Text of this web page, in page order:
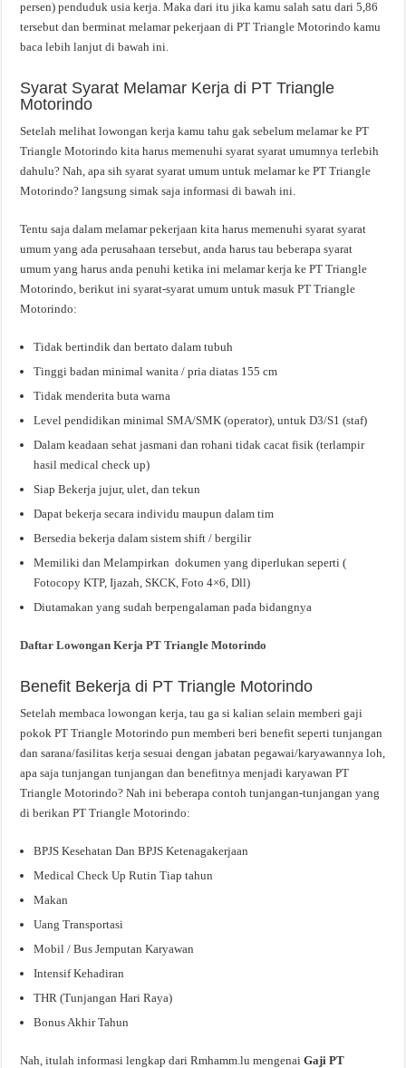
persen) penduduk usia kerja. Maka dari itu jika kamu salah satu dari 5,86
tersebut dan berminat melamar pekerjaan di PT Triangle Motorindo kamu
baca lebih lanjut di bawah ini.
Syarat Syarat Melamar Kerja di PT Triangle
Motorindo
Setelah melihat lowongan kerja kamu tahu gak sebelum melamar ke PT
Triangle Motorindo kita harus memenuhi syarat syarat umumnya terlebih
dahulu? Nah, apa sih syarat syarat umum untuk melamar ke PT Triangle
Motorindo? langsung simak saja informasi di bawah ini.
Tentu saja dalam melamar pekerjaan kita harus memenuhi syarat syarat
umum yang ada perusahaan tersebut, anda harus tau beberapa syarat
umum yang harus anda penuhi ketika ini melamar kerja ke PT Triangle
Motorindo, berikut ini syarat-syarat umum untuk masuk PT Triangle
Motorindo:
Tidak bertindik dan bertato dalam tubuh
Tinggi badan minimal wanita / pria diatas 155 cm
Tidak menderita buta warna
Level pendidikan minimal SMA/SMK (operator), untuk D3/S1 (staf)
Dalam keadaan sehat jasmani dan rohani tidak cacat fisik (terlampir
hasil medical check up)
Siap Bekerja jujur, ulet, dan tekun
Dapat bekerja secara individu maupun dalam tim
Bersedia bekerja dalam sistem shift / bergilir
Memiliki dan Melampirkan dokumen yang diperlukan seperti (
Fotocopy KTP, Ijazah, SKCK, Foto 4×6, Dll)
Diutamakan yang sudah berpengalaman pada bidangnya
Daftar Lowongan Kerja PT Triangle Motorindo
Benefit Bekerja di PT Triangle Motorindo
Setelah membaca lowongan kerja, tau ga si kalian selain memberi gaji
pokok PT Triangle Motorindo pun memberi beri benefit seperti tunjangan
dan sarana/fasilitas kerja sesuai dengan jabatan pegawai/karyawannya loh,
apa saja tunjangan tunjangan dan benefitnya menjadi karyawan PT
Triangle Motorindo? Nah ini beberapa contoh tunjangan-tunjangan yang
di berikan PT Triangle Motorindo:
BPJS Kesehatan Dan BPJS Ketenagakerjaan
Medical Check Up Rutin Tiap tahun
Makan
Uang Transportasi
Mobil / Bus Jemputan Karyawan
Intensif Kehadiran
THR (Tunjangan Hari Raya)
Bonus Akhir Tahun
Nah, itulah informasi lengkap dari Rmhamm.lu mengenaiGaji PT